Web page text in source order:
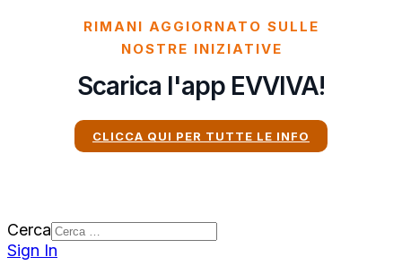
RIMANI AGGIORNATO SULLE
NOSTRE INIZIATIVE
Scarica l'app EVVIVA!
CLICCA QUI PER TUTTE LE INFO
Cerca
Sign In